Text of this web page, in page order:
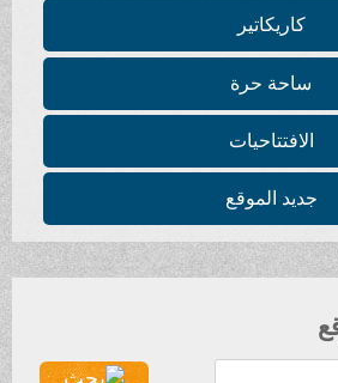
كاريكاتير
ساحة حرة
الافتتاحيات
جديد الموقع